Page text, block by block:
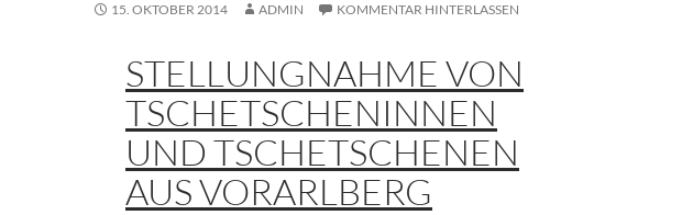
15. OKTOBER 2014 ADMIN KOMMENTAR HINTERLASSEN
STELLUNGNAHME VON
TSCHETSCHENINNEN
UND TSCHETSCHENEN
AUS VORARLBERG